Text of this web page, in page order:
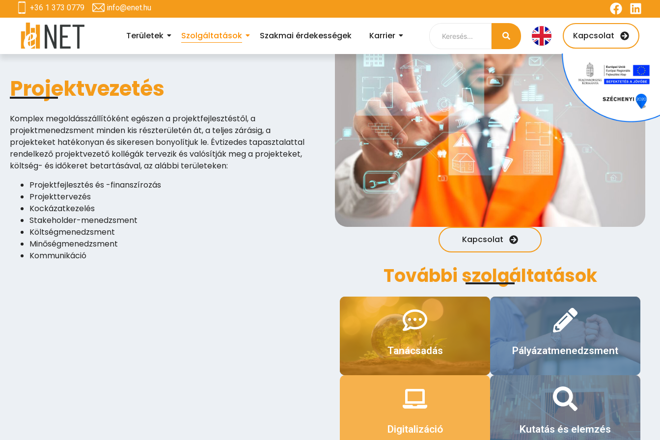
+36 1 373 0779 info@enet.hu
Területek Szolgáltatások Szakmai érdekességek Karrier Kapcsolat
Projektvezetés
Komplex megoldásszállítóként egészen a projektfejlesztéstől, a
projektmenedzsment minden kis részterületén át, a teljes zárásig, a
projekteket hatékonyan és sikeresen bonyolítjuk le. Évtizedes tapasztalattal
rendelkező projektvezető kollégák tervezik és valósítják meg a projekteket,
költség- és időkeret betartásával, az alábbi területeken:
Projektfejlesztés és -finanszírozás
Projekttervezés
Kockázatkezelés
Stakeholder-menedzsment
Költségmenedzsment
Minőségmenedzsment
Kommunikáció
Kapcsolat
További szolgáltatások
Tanácsadás
Érdekel
Pályázatmenedzsment
Érdekel
Digitalizáció Kutatás és elemzés
Érdekel